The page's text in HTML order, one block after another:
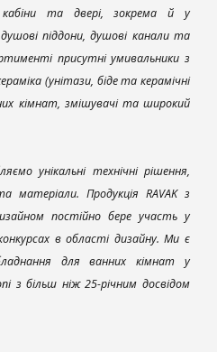
та двері, зокрема й у
піддони, душові канали та
присутні умивальники з
(унітази, біде та керамічні
кімнат, змішувачі та широкий
унікальні технічні рішення,
матеріали. Продукція RAVAK з
постійно бере участь у
в області дизайну. Ми є
для ванних кімнат у
з більш ніж 25-річним досвідом